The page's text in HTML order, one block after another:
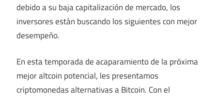
debido a su baja capitalización de mercado, los
inversores están buscando los siguientes con mejor
desempeño.
En esta temporada de acaparamiento de la próxima
mejor altcoin potencial, les presentamos
criptomonedas alternativas a Bitcoin. Con el